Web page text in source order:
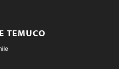
TEMUCO